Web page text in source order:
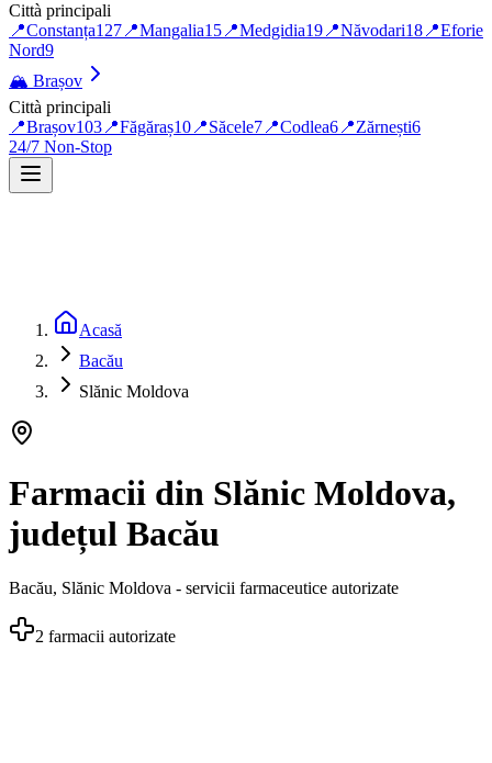
Città principali
📍Constanța127 📍Mangalia15 📍Medgidia19 📍Năvodari18 📍Eforie
Nord9
🏔️ Brașov
Città principali
📍Brașov103 📍Făgăraș10 📍Săcele7 📍Codlea6 📍Zărnești6
24/7 Non-Stop
Acasă
Bacău
Slănic Moldova
Farmacii din Slănic Moldova,
județul Bacău
Bacău, Slănic Moldova - servicii farmaceutice autorizate
2 farmacii autorizate